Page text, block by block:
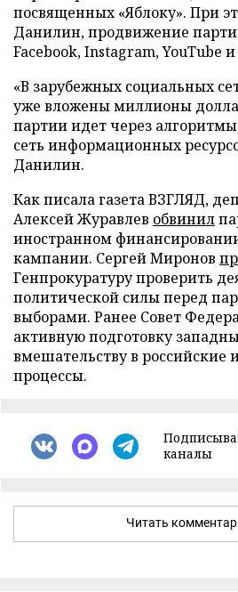
посвященных «Яблоку». При
Данилин, продвижение
Facebook, Instagram, YouTube
«В зарубежных социальных
уже вложены миллионы
партии идет через
сеть информационных
Данилин.
Как писала газета ВЗГЛЯД,
Алексей Журавлев обвинил
иностранном
кампании. Сергей Миронов
Генпрокуратуру проверить
политической силы перед
выборами. Ранее Совет
активную подготовку
вмешательству в российские
процессы.
каналы
Читать